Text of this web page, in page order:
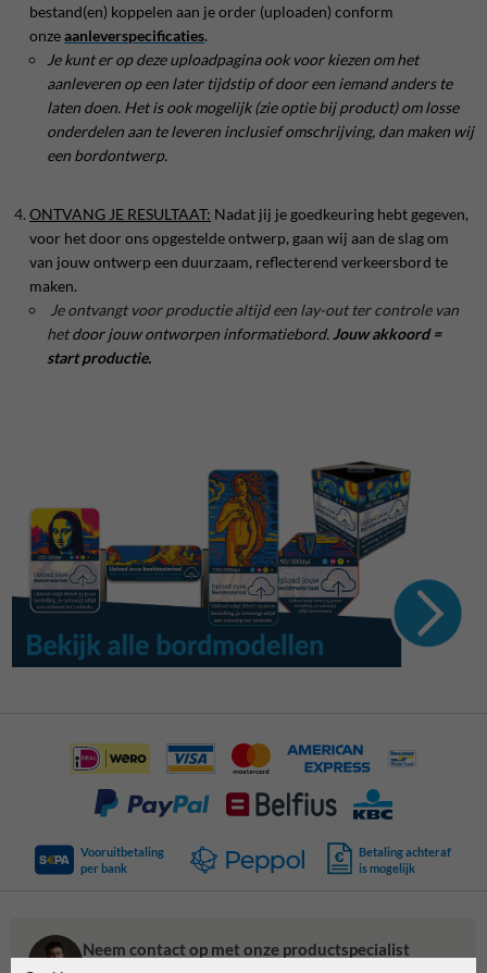
bestand(en) koppelen aan je order (uploaden) conform
onzeaanleverspecificaties.
Je kunt er op deze uploadpagina ook voor kiezen om het
aanleveren op een later tijdstip of door een iemand anders te
laten doen. Het is ook mogelijk (zie optie bij product) om losse
onderdelen aan te leveren inclusief omschrijving, dan maken wij
een bordontwerp.
ONTVANG JE RESULTAAT: Nadat jij je goedkeuring hebt gegeven,
voor het door ons opgestelde ontwerp, gaan wij aan de slag om
van jouw ontwerp een duurzaam, reflecterend verkeersbord te
maken.
Je ontvangt voor productie altijd een lay-out ter controle van
hetdoor jouw ontworpen informatiebord. Jouw akkoord =
start productie.
Vooruitbetaling
per bank
Betaling achteraf
is mogelijk
Neem contact op met onze productspecialist